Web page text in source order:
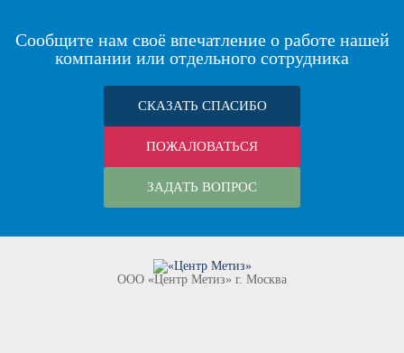
Сообщите нам своё впечатление о работе нашей
компании или отдельного сотрудника
СКАЗАТЬ СПАСИБО
ПОЖАЛОВАТЬСЯ
ЗАДАТЬ ВОПРОС
ООО «Центр Метиз» г. Москва